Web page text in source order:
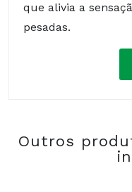
que alivia a
pesadas.
Outros